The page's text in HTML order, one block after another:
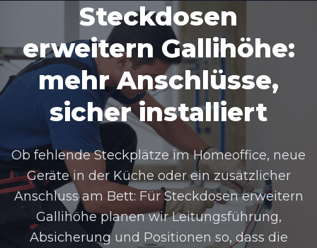
Steckdosen
erweitern Gallihöhe:
mehr Anschlüsse,
sicher installiert
Ob fehlende Steckplätze im Homeoffice, neue
Geräte in der Küche oder ein zusätzlicher
Anschluss am Bett: Für Steckdosen erweitern
Gallihöhe planen wir Leitungsführung,
Absicherung und Positionen so, dass die